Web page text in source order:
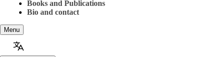
Books and Publications
Bio and contact
Menu